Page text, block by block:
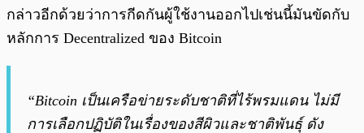
กล่าวอีกด้วยว่าการกีดกันผู้ใช้งานออกไปเช่นนี้มันขัดกับ
หลักการ Decentralized ของ Bitcoin
“Bitcoin เป็นเครือข่ายระดับชาติที่ไร้พรมแดน ไม่มี
การเลือกปฏิบัติในเรื่องของสีผิวและชาติพันธุ์ ดัง